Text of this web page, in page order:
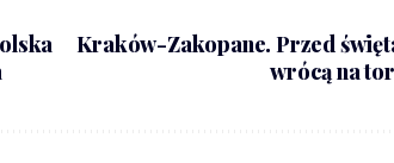
Kraków-Zakopane. Przed
wrócą na